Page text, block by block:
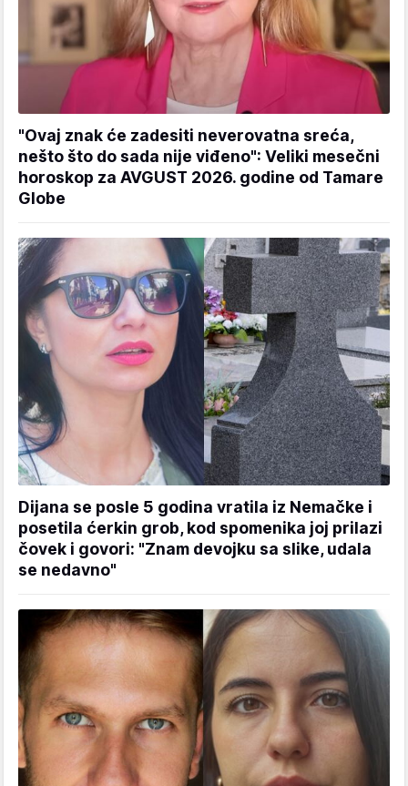
"Ovaj znak će zadesiti neverovatna sreća,
nešto što do sada nije viđeno": Veliki mesečni
horoskop za AVGUST 2026. godine od Tamare
Globe
Dijana se posle 5 godina vratila iz Nemačke i
posetila ćerkin grob, kod spomenika joj prilazi
čovek i govori: "Znam devojku sa slike, udala
se nedavno"